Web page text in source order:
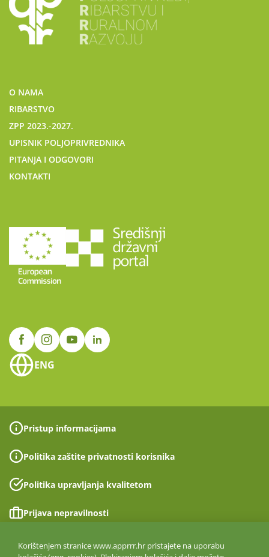
O NAMA
RIBARSTVO
ZPP 2023.-2027.
UPISNIK POLJOPRIVREDNIKA
PITANJA I ODGOVORI
KONTAKTI
ENG
Pristup informacijama
Politika zaštite privatnosti korisnika
Politika upravljanja kvalitetom
Prijava nepravilnosti
Izjava o pristupačnosti
Korištenjem stranice www.apprrr.hr pristajete na uporabu